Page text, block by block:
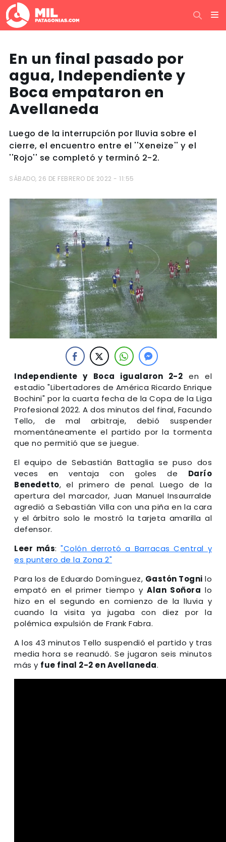
En un final pasado por
agua, Independiente y
Boca empataron en
Avellaneda
Luego de la interrupción por lluvia sobre el
cierre, el encuentro entre el ''Xeneize'' y el
''Rojo'' se completó y terminó 2-2.
SÁBADO, 26 DE FEBRERO DE 2022 - 11:55
Independiente y Boca igualaron 2-2 en el
estadio "Libertadores de América Ricardo Enrique
Bochini" por la cuarta fecha de la Copa de la Liga
Profesional 2022. A dos minutos del final, Facundo
Tello, de mal arbitraje, debió suspender
momentáneamente el partido por la tormenta
que no permitió que se juegue.
El equipo de Sebastián Battaglia se puso dos
veces en ventaja con goles de Darío
Benedetto, el primero de penal. Luego de la
apertura del marcador, Juan Manuel Insaurralde
agredió a Sebastián Villa con una piña en la cara
y el árbitro solo le mostró la tarjeta amarilla al
defensor.
Leer más:"Colón derrotó a Barracas Central y
es puntero de la Zona 2"
Para los de Eduardo Domínguez, Gastón Togni lo
empató en el primer tiempo yAlan Soñora lo
hizo en el segundo en comienzo de la lluvia y
cuando la visita ya jugaba con diez por la
polémica expulsión de Frank Fabra.
A los 43 minutos Tello suspendió el partido y tras
media hora se reanudó. Se jugaron seis minutos
más y fue final 2-2 en Avellaneda.